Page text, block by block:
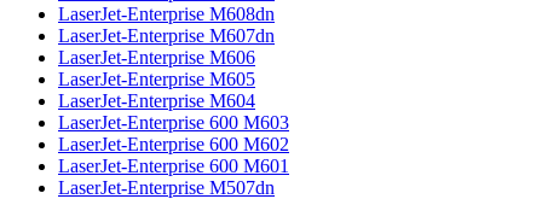
LaserJet-Enterprise M608dn
LaserJet-Enterprise M607dn
LaserJet-Enterprise M606
LaserJet-Enterprise M605
LaserJet-Enterprise M604
LaserJet-Enterprise 600 M603
LaserJet-Enterprise 600 M602
LaserJet-Enterprise 600 M601
LaserJet-Enterprise M507dn